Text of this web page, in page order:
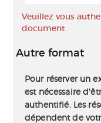
Veuillez vous
document.
Autre format
Pour réserver un
est nécessaire
authentifié. Les
dépendent de